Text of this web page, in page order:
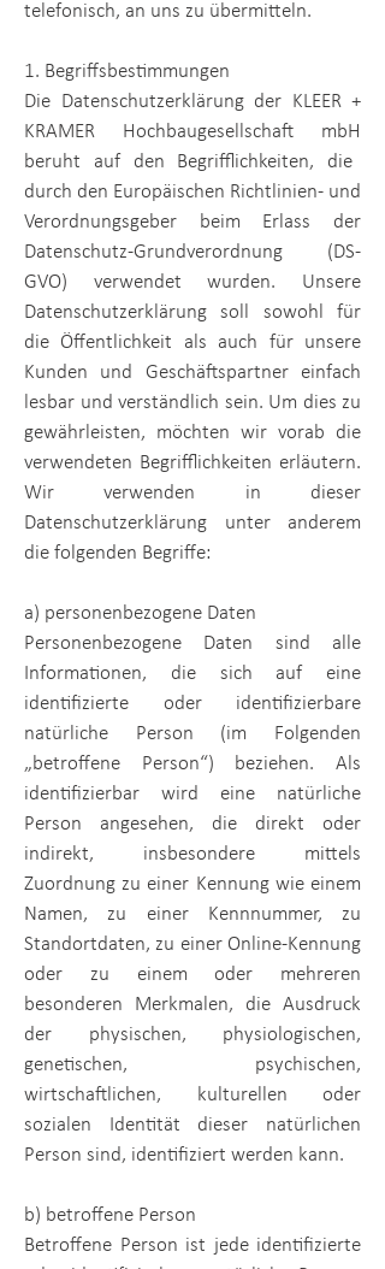
telefonisch, an uns zu übermitteln.
1. Begriffsbestimmungen
Die Datenschutzerklärung der
KLEER +
KRAMER Hochbaugesellschaft mbH
beruht auf den Begrifflichkeiten, die
durch den Europäischen Richtlinien- und
Verordnungsgeber beim Erlass der
Datenschutz-Grundverordnung (DS-
GVO) verwendet wurden. Unsere
Datenschutzerklärung soll sowohl für
die Öffentlichkeit als auch für unsere
Kunden und Geschäftspartner einfach
lesbar und verständlich sein. Um dies zu
gewährleisten, möchten wir vorab die
verwendeten Begrifflichkeiten erläutern.
Wir verwenden in dieser
Datenschutzerklärung unter anderem
die folgenden Begriffe:
a) personenbezogene Daten
Personenbezogene Daten sind alle
Informationen, die sich auf eine
identifizierte oder identifizierbare
natürliche Person (im Folgenden
„betroffene Person“) beziehen. Als
identifizierbar wird eine natürliche
Person angesehen, die direkt oder
indirekt, insbesondere mittels
Zuordnung zu einer Kennung wie einem
Namen, zu einer Kennnummer, zu
Standortdaten, zu einer Online-Kennung
oder zu einem oder mehreren
besonderen Merkmalen, die Ausdruck
der physischen, physiologischen,
genetischen, psychischen,
wirtschaftlichen, kulturellen oder
sozialen Identität dieser natürlichen
Person sind, identifiziert werden kann.
b) betroffene Person
Betroffene Person ist jede identifizierte